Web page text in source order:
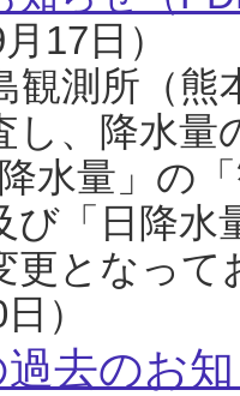
17日）
観測所（熊
し、降水
降水量」の
び「日降
更となっ
）
去のお